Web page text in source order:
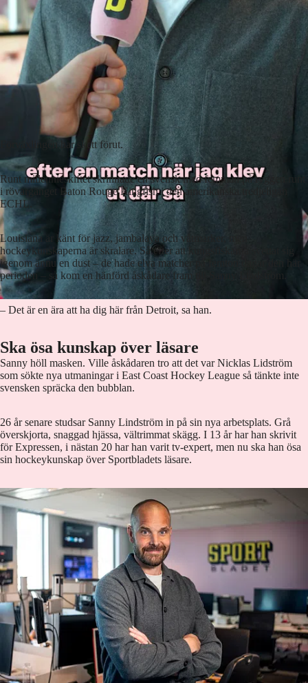
Förväxlingen har skett förut.
Runt millennieskiftet skrinnade en svensk med femman på ryggen runt
i rövargänget Baton Rouge Kingfish i den amerikanska tredjeligan
ECHL.
Louisiana är känt för jazz, jambalaya och våtmarker, men
hockeykunskaperna är skralare. Så efter att kungsfiskarna svettat sig
igenom ännu en dust – de hade elva matcher på femton dagar den här
perioden – så kom en hänförd åskådare fram till Sanny Lindström.
– Det är en ära att ha dig här från Detroit, sa han.
Ska ösa kunskap över läsare
Sanny höll masken. Ville åskådaren tro att det var Nicklas Lidström
som sökte nya utmaningar i East Coast Hockey League så tänkte inte
svensken spräcka den bubblan.
26 år senare studsar Sanny Lindström in på sin nya arbetsplats. Grå
överskjorta, snaggad hjässa, vältrimmat skägg. I 13 år har han skrivit
för Expressen, i nästan 20 har han varit tv-expert, men nu ska han ösa
sin hockeykunskap över Sportbladets läsare.